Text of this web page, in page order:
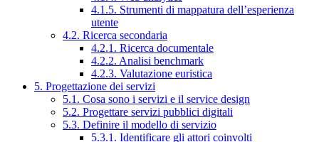
4.1.5. Strumenti di mappatura dell’esperienza
utente
4.2. Ricerca secondaria
4.2.1. Ricerca documentale
4.2.2. Analisi benchmark
4.2.3. Valutazione euristica
5. Progettazione dei servizi
5.1. Cosa sono i servizi e il service design
5.2. Progettare servizi pubblici digitali
5.3. Definire il modello di servizio
5.3.1. Identificare gli attori coinvolti